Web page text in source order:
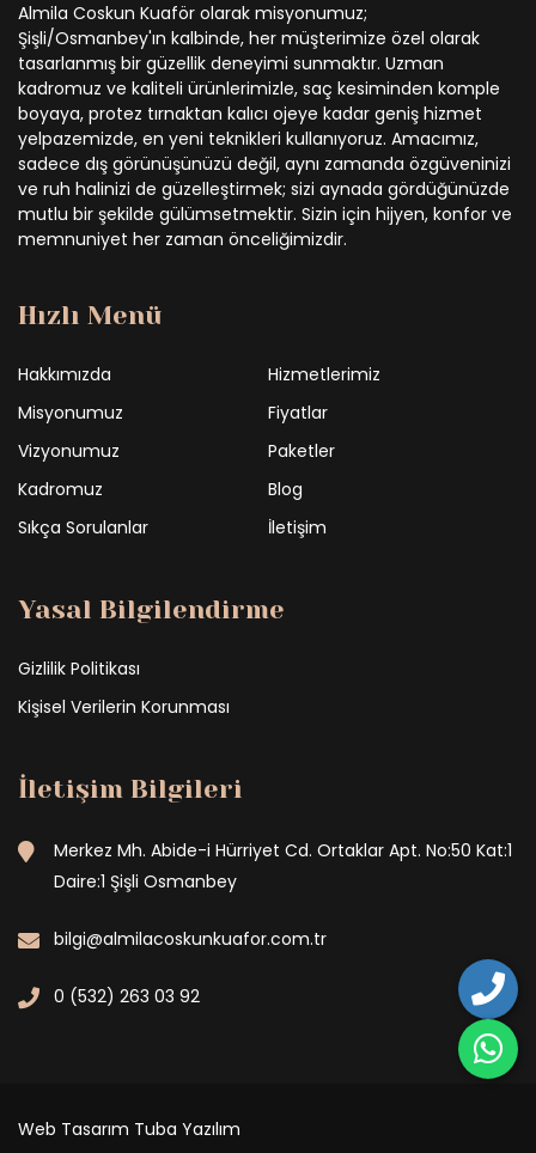
Almila Coskun Kuaför olarak misyonumuz;
Şişli/Osmanbey'ın kalbinde, her müşterimize özel olarak
tasarlanmış bir güzellik deneyimi sunmaktır. Uzman
kadromuz ve kaliteli ürünlerimizle, saç kesiminden komple
boyaya, protez tırnaktan kalıcı ojeye kadar geniş hizmet
yelpazemizde, en yeni teknikleri kullanıyoruz. Amacımız,
sadece dış görünüşünüzü değil, aynı zamanda özgüveninizi
ve ruh halinizi de güzelleştirmek; sizi aynada gördüğünüzde
mutlu bir şekilde gülümsetmektir. Sizin için hijyen, konfor ve
memnuniyet her zaman önceliğimizdir.
Hızlı Menü
Hakkımızda
Hizmetlerimiz
Misyonumuz
Fiyatlar
Vizyonumuz
Paketler
Kadromuz
Blog
Sıkça Sorulanlar
İletişim
Yasal Bilgilendirme
Gizlilik Politikası
Kişisel Verilerin Korunması
İletişim Bilgileri
Merkez Mh. Abide-i Hürriyet Cd. Ortaklar Apt. No:50 Kat:1
Daire:1 Şişli Osmanbey
bilgi@almilacoskunkuafor.com.tr
0 (532) 263 03 92
Web Tasarım Tuba Yazılım